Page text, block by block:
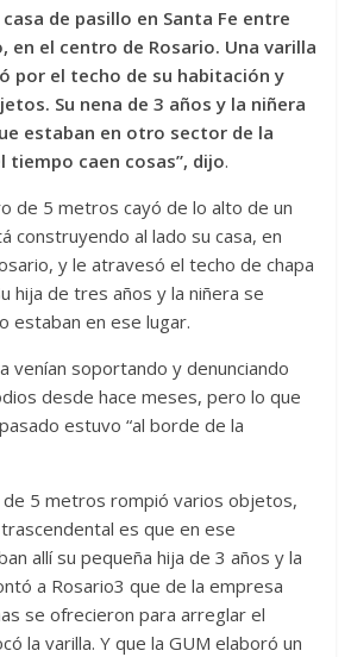
de pasillo en Santa Fe entre
en el centro de Rosario. Una varilla
por el techo de su habitación y
Su nena de 3 años y la niñera
estaban en otro sector de la
tiempo caen cosas”, dijo.
de 5 metros cayó de lo alto de un
construyendo al lado su casa, en
y le atravesó el techo de chapa
hija de tres años y la niñera se
estaban en ese lugar.
venían soportando y denunciando
desde hace meses, pero lo que
estuvo “al borde de la
5 metros rompió varios objetos,
es que en ese
allí su pequeña hija de 3 años y la
a Rosario3 que de la empresa
se ofrecieron para arreglar el
la varilla. Y que la GUM elaboró un